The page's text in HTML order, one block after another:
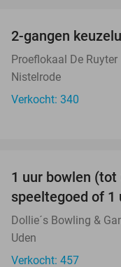
2-gangen
Proeflokaal De Ruyter
Nistelrode
Verkocht: 340
1 uur bowlen
speeltegoed of 1
Dollie´s Bowling &
Uden
Verkocht: 457